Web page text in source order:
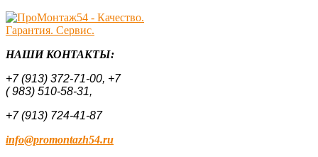
НАШИ КОНТАКТЫ:
+7 (913) 372-71-00, +7
( 983) 510-58-31,
+7 (913) 724-41-87
info@promontazh54.ru